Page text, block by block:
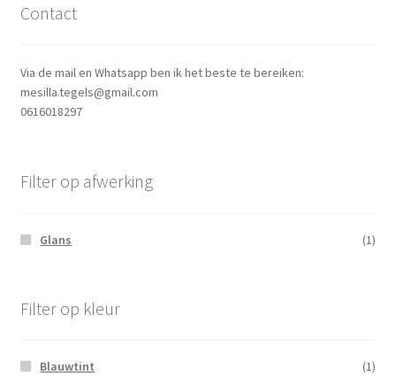
Contact
Via de mail en Whatsapp ben ik het beste te bereiken:
mesilla.tegels@gmail.com
0616018297
Filter op afwerking
Glans (1)
Filter op kleur
Blauwtint
(1)